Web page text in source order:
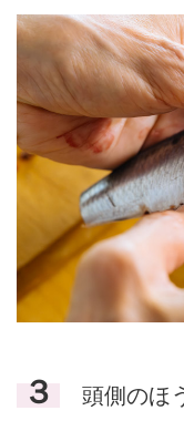
３
頭側のほ